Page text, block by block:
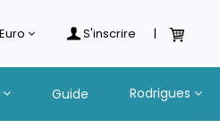
Euro S'inscrire |
Guide Rodrigues